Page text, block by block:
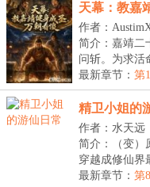
天幕：教嘉
作者：
简介：嘉靖二
问斩。为求活
这...
最新章节： 第
精卫小姐的
作者：水天远
简介：（变）
穿越成修仙界
承...
最新章节： 第